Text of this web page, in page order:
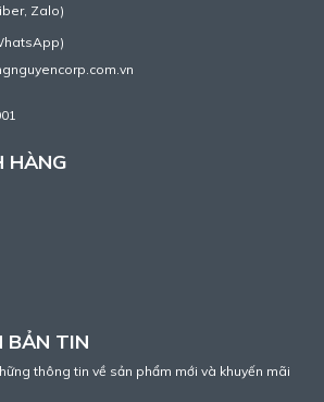
Zalo)
HÀNG
BẢN TIN
thông tin về sản phẩm mới và khuyến mãi